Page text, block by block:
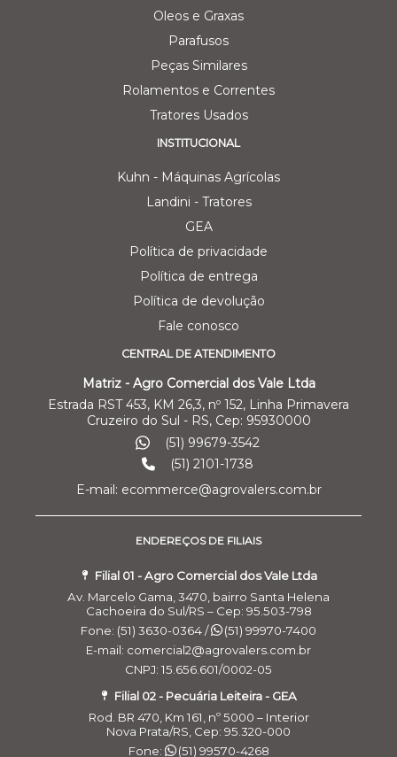
Oleos e Graxas
Parafusos
Peças Similares
Rolamentos e Correntes
Tratores Usados
INSTITUCIONAL
Kuhn - Máquinas Agrícolas
Landini - Tratores
GEA
Política de privacidade
Política de entrega
Política de devolução
Fale conosco
CENTRAL DE ATENDIMENTO
Matriz - Agro Comercial dos Vale Ltda
Estrada RST 453, KM 26,3, nº 152, Linha Primavera
Cruzeiro do Sul - RS, Cep: 95930000
(51) 99679-3542
(51) 2101-1738
E-mail: ecommerce@agrovalers.com.br
ENDEREÇOS DE FILIAIS
Filial 01 - Agro Comercial dos Vale Ltda
Av. Marcelo Gama, 3470, bairro Santa Helena
Cachoeira do Sul/RS – Cep: 95.503-798
Fone: (51) 3630-0364 /
(51) 99970-7400
E-mail: comercial2@agrovalers.com.br
CNPJ: 15.656.601/0002-05
Filial 02 - Pecuária Leiteira - GEA
Rod. BR 470, Km 161, nº 5000 – Interior
Nova Prata/RS, Cep: 95.320-000
Fone:
(51) 99570-4268